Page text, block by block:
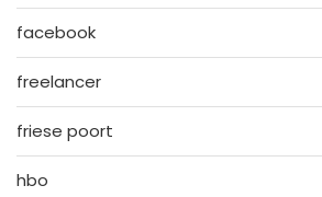
facebook
freelancer
friese poort
hbo